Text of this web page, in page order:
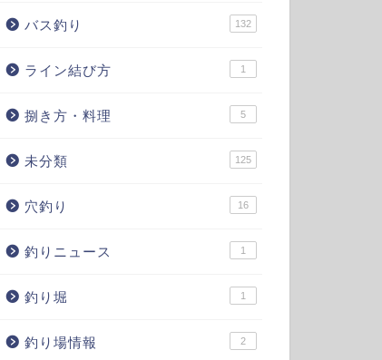
バス釣り 132
ライン結び方 1
捌き方・料理 5
未分類 125
穴釣り 16
釣りニュース 1
釣り堀 1
釣り場情報 2